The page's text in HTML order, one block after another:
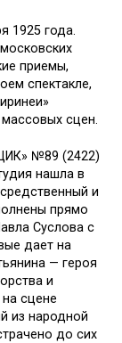
1925 года.
приемы,
спектакле,
сцен.
№89 (2422)
нашла в
и
прямо
Суслова с
дает на
— героя
и
сцене
из народной
до сих